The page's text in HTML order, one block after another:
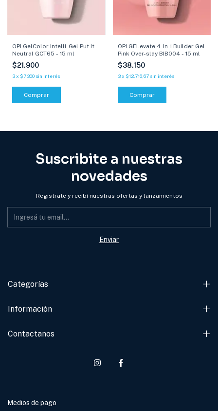
OPI GelColor Intelli-Gel Put It
Neutral GCT65 - 15 ml
$21.900
3x $7.300 sin interés
Comprar
OPI GELevate 4-In-1 Builder Gel
Pink Over-slay BIB004 - 15 ml
$38.150
3 x $12.716,67 sin interés
Suscribite a nuestras
novedades
Registrate y recibí nuestras ofertas y lanzamientos
Categorías
Información
Contactanos
Medios de pago